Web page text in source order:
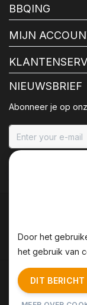
BBQING
MIJN
NIEUWSBRIEF
Abonneer je op
Algemene
Door het
het gebruik van
DIT BERICHT